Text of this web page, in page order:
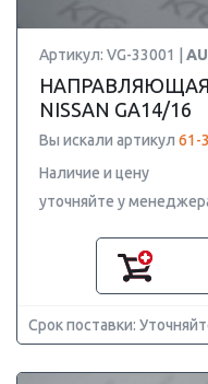
Артикул: VG-33001 |
NISSAN GA14/16
Вы искали артикул 61-
Наличие и цену
уточняйте у
Срок поставки: